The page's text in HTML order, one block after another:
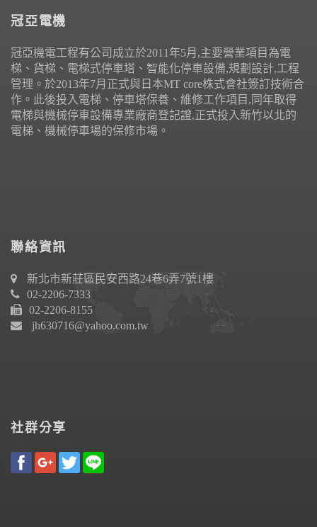
冠亞電機
冠亞機電工程有公司成立於2011年5月,主要營業項目為電
梯、貨梯、電梯式停車塔、智能化停車設備,規劃設計,工程
管理。於2013年7月正式與日本MT core株式會社簽訂技術合
作。此後投入電梯、停車塔保養、維修工作項目,同年取得
電梯與機械停車設備專業廠商登記證,正式投入新竹以北的
電梯、機械停車場的保修市場。
聯絡資訊
新北市新莊區民安西路24巷6弄7號1樓
02-2206-7333
02-2206-8155
jh630716@yahoo.com.tw
社群分享